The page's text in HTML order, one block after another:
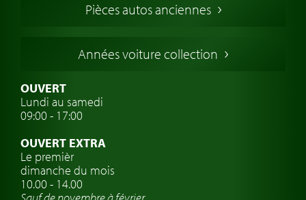
Voitures Allemandes
Voitures Suédoises
Assurance voiture de collection
Clubs de voitures classiques
Atelier de voitures anciennes
Montres de marque de voiture
Pièces autos anciennes
Années voiture collection
OUVERT
Lundi au samedi
09:00 - 17:00
OUVERT EXTRA
Le premièr
dimanche du mois
10.00 - 14.00